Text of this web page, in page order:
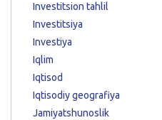
Investitsion tahlil
Investitsiya
Investiya
Iqlim
Iqtisod
Iqtisodiy geografiya
Jamiyatshunoslik